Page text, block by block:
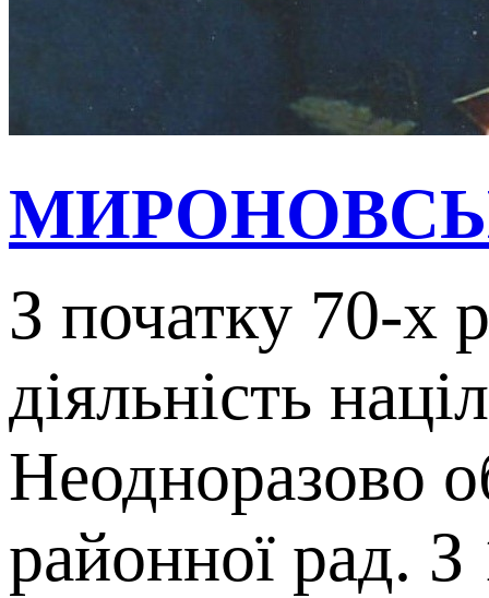
З початку 70-х
діяльність
Неодноразово
районної рад.